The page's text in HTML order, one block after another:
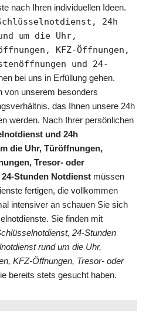
nach Ihren individuellen Ideen.
24h
um die Uhr,
KFZ-Öffnungen,
und 24-
bei uns in Erfüllung gehen.
von unserem besonders
das Ihnen unsere 24h
werden. Nach Ihrer persönlichen
und 24h
die Uhr, Türöffnungen,
Tresor- oder
Stunden Notdienst müssen
fertigen, die vollkommen
intensiver an schauen Sie sich
Sie finden mit
24-Stunden
rund um die Uhr,
KFZ-Öffnungen, Tresor- oder
bereits stets gesucht haben.